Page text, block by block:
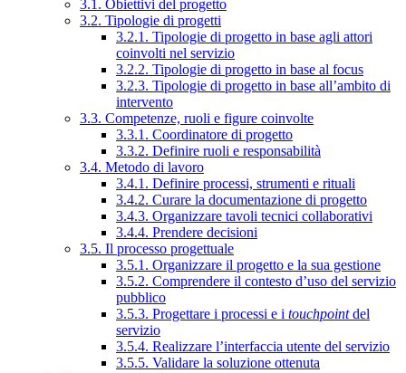
3.1. Obiettivi del progetto
3.2. Tipologie di progetti
3.2.1. Tipologie di progetto in base agli attori
coinvolti nel servizio
3.2.2. Tipologie di progetto in base al focus
3.2.3. Tipologie di progetto in base all’ambito di
intervento
3.3. Competenze, ruoli e figure coinvolte
3.3.1. Coordinatore di progetto
3.3.2. Definire ruoli e responsabilità
3.4. Metodo di lavoro
3.4.1. Definire processi, strumenti e rituali
3.4.2. Curare la documentazione di progetto
3.4.3. Organizzare tavoli tecnici collaborativi
3.4.4. Prendere decisioni
3.5. Il processo progettuale
3.5.1. Organizzare il progetto e la sua gestione
3.5.2. Comprendere il contesto d’uso del servizio
pubblico
3.5.3. Progettare i processi e i touchpointdel
servizio
3.5.4. Realizzare l’interfaccia utente del servizio
3.5.5. Validare la soluzione ottenuta